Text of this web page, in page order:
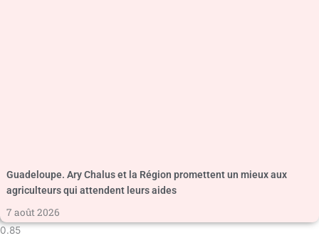
Guadeloupe. Ary Chalus et la Région promettent un mieux aux
agriculteurs qui attendent leurs aides
7 août 2026